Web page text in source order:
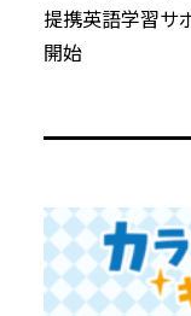
提携英語学習サ
開始